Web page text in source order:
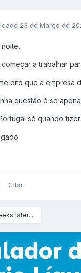
23 de Março de
começar a trabalhar
dito que a empresa
questão é se
só quando
Citar
later...